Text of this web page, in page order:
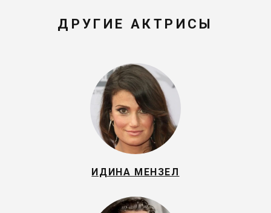
ДРУГИЕ АКТРИСЫ
ИДИНА МЕНЗЕЛ